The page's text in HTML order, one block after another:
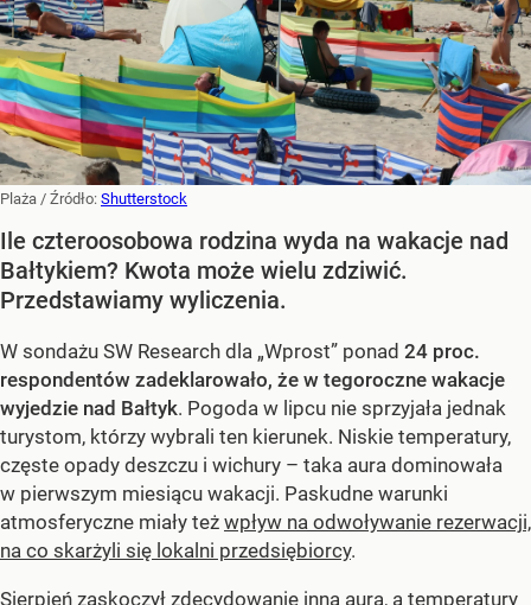
Plaża / Źródło: Shutterstock
Ile czteroosobowa rodzina wyda na wakacje nad
Bałtykiem? Kwota może wielu zdziwić.
Przedstawiamy wyliczenia.
W sondażu SW Research dla „Wprost” ponad 24 proc.
respondentów zadeklarowało, że w tegoroczne wakacje
wyjedzie nad Bałtyk. Pogoda w lipcu nie sprzyjała jednak
turystom, którzy wybrali ten kierunek. Niskie temperatury,
częste opady deszczu i wichury – taka aura dominowała
w pierwszym miesiącu wakacji. Paskudne warunki
atmosferyczne miały też wpływ na odwoływanie rezerwacji,
na co skarżyli się lokalni przedsiębiorcy.
Sierpień zaskoczył zdecydowanie inną aurą, a temperatury